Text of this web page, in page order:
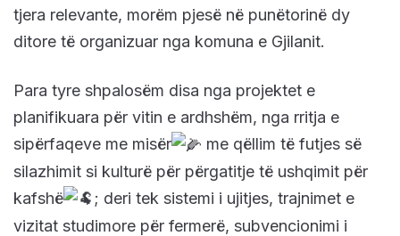
tjera relevante, morëm pjesë në punëtorinë dy
ditore të organizuar nga komuna e Gjilanit.
Para tyre shpalosëm disa nga projektet e
planifikuara për vitin e ardhshëm, nga rritja e
sipërfaqeve me misër
me qëllim të futjes së
silazhimit si kulturë për përgatitje të ushqimit për
kafshë
; deri tek sistemi i ujitjes, trajnimet e
vizitat studimore për fermerë, subvencionimi i